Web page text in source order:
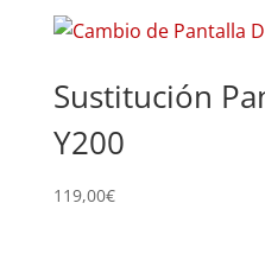
Sustitución
Y200
119,00€